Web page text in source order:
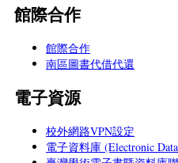
館際合作
館際合作
南區圖書代借代還
電子資源
校外網路VPN設定
電子資料庫 (Electronic